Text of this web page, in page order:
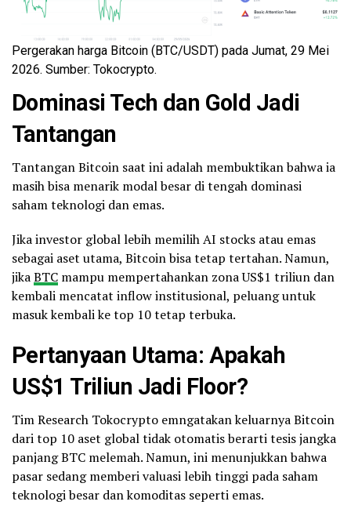
Pergerakan harga Bitcoin (BTC/USDT) pada Jumat, 29 Mei
2026. Sumber: Tokocrypto.
Dominasi Tech dan Gold Jadi
Tantangan
Tantangan Bitcoin saat ini adalah membuktikan bahwa ia
masih bisa menarik modal besar di tengah dominasi
saham teknologi dan emas.
Jika investor global lebih memilih AI stocks atau emas
sebagai aset utama, Bitcoin bisa tetap tertahan. Namun,
jikaBTC mampu mempertahankan zona US$1 triliun dan
kembali mencatat inflow institusional, peluang untuk
masuk kembali ke top 10 tetap terbuka.
Pertanyaan Utama: Apakah
US$1 Triliun Jadi Floor?
Tim Research Tokocrypto emngatakan keluarnya Bitcoin
dari top 10 aset global tidak otomatis berarti tesis jangka
panjang BTC melemah. Namun, ini menunjukkan bahwa
pasar sedang memberi valuasi lebih tinggi pada saham
teknologi besar dan komoditas seperti emas.